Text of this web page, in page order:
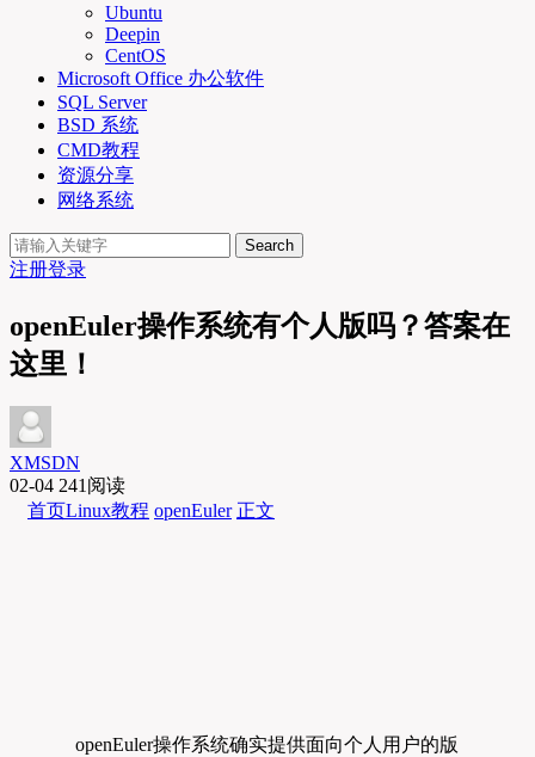
Ubuntu
Deepin
CentOS
Microsoft Office 办公软件
SQL Server
BSD 系统
CMD教程
资源分享
网络系统
Search
注册登录
openEuler操作系统有个人版吗？答案在
这里！
XMSDN
02-04 241阅读
首页Linux教程 openEuler 正文
openEuler操作系统确实提供面向个人用户的版